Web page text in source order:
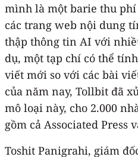
mình là một barie thu phí
các trang web nội dung
thập thông tin AI với
dụ, một tạp chí có thể
viết mới so với các bài
của năm nay, Tollbit đã
mô loại này, cho 2.000
gồm cả Associated Press
Toshit Panigrahi, giám